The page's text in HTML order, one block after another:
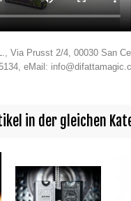
Via Prusst 2/4, 00030 San
eMail:
in der gleichen